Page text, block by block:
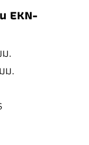
EKN-
.
ม.